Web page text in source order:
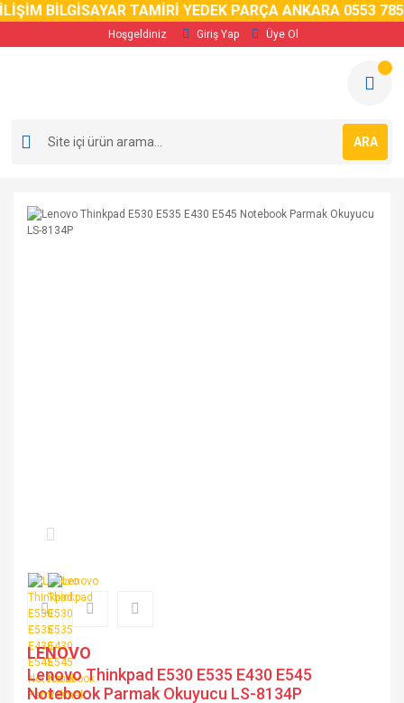
BİLGİSAYAR TAMİRİ YEDEK PARÇA ANKARA 0553 785
Hoşgeldiniz Giriş Yap Üye Ol
ARA
LENOVO
Lenovo Thinkpad E530 E535 E430 E545
Notebook Parmak Okuyucu LS-8134P